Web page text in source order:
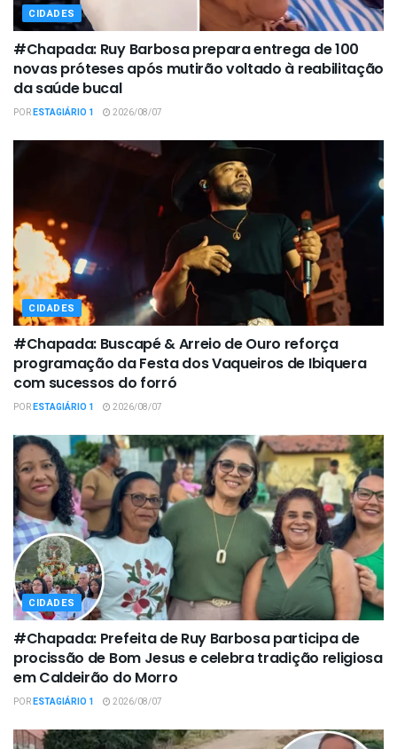
CIDADES
#Chapada: Ruy Barbosa prepara entrega de 100
novas próteses após mutirão voltado à reabilitação
da saúde bucal
PORESTAGIÁRIO 1 2026/08/07
CIDADES
#Chapada: Buscapé & Arreio de Ouro reforça
programação da Festa dos Vaqueiros de Ibiquera
com sucessos do forró
PORESTAGIÁRIO 1 2026/08/07
CIDADES
#Chapada: Prefeita de Ruy Barbosa participa de
procissão de Bom Jesus e celebra tradição religiosa
em Caldeirão do Morro
PORESTAGIÁRIO 1 2026/08/07